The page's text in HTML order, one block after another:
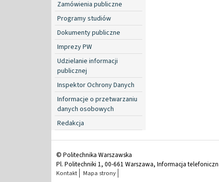
Zamówienia publiczne
Programy studiów
Dokumenty publiczne
Imprezy PW
Udzielanie informacji
publicznej
Inspektor Ochrony Danych
Informacje o przetwarzaniu
danych osobowych
Redakcja
© Politechnika Warszawska
Pl. Politechniki 1, 00-661 Warszawa, Informacja
Kontakt Mapa strony